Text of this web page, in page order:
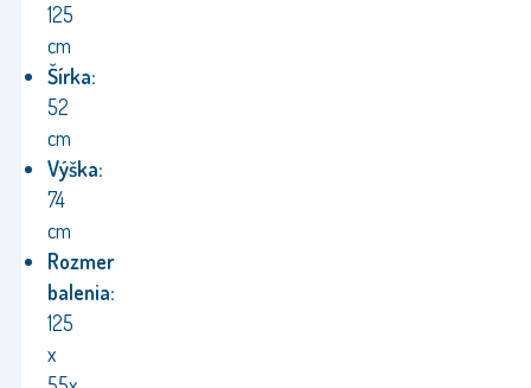
125
cm
Šírka:
52
cm
Výška:
74
cm
Rozmer
balenia:
125
x